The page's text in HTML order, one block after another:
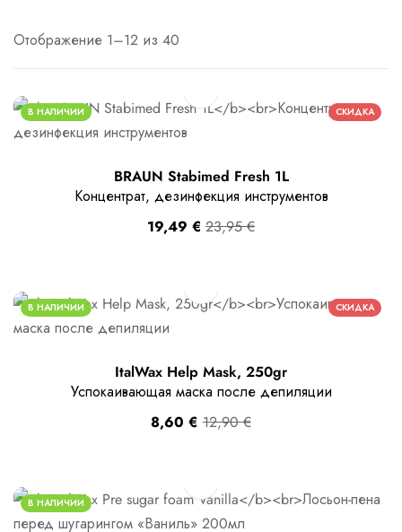
Отображение 1–12 из 40
В НАЛИЧИИ СКИДКА
BRAUN Stabimed Fresh 1L
Концентрат, дезинфекция инструментов
23,95€
19,49 €
В НАЛИЧИИ СКИДКА
ItalWax Help Mask, 250gr
Успокаивающая маска после депиляции
12,90€
8,60€
В НАЛИЧИИ